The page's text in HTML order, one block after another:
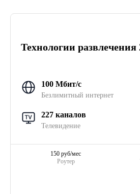
Технологии развлечения
100 Мбит/с
Безлимитный интернет
227 каналов
Телевидение
Роутер
150 руб/мес